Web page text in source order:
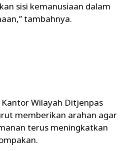
sisi kemanusiaan dalam
tambahnya.
Wilayah Ditjenpas
memberikan arahan agar
terus meningkatkan